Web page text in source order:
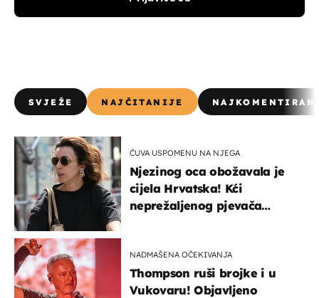
SVJEŽE NAJČITANIJE
ČUVA USPOMENU NA NJEGA
Njezinog oca obožavala je
cijela Hrvatska! Kći
neprežaljenog pjevača
NADMAŠENA OČEKIVANJA
Thompson ruši brojke i u
Vukovaru! Objavljeno